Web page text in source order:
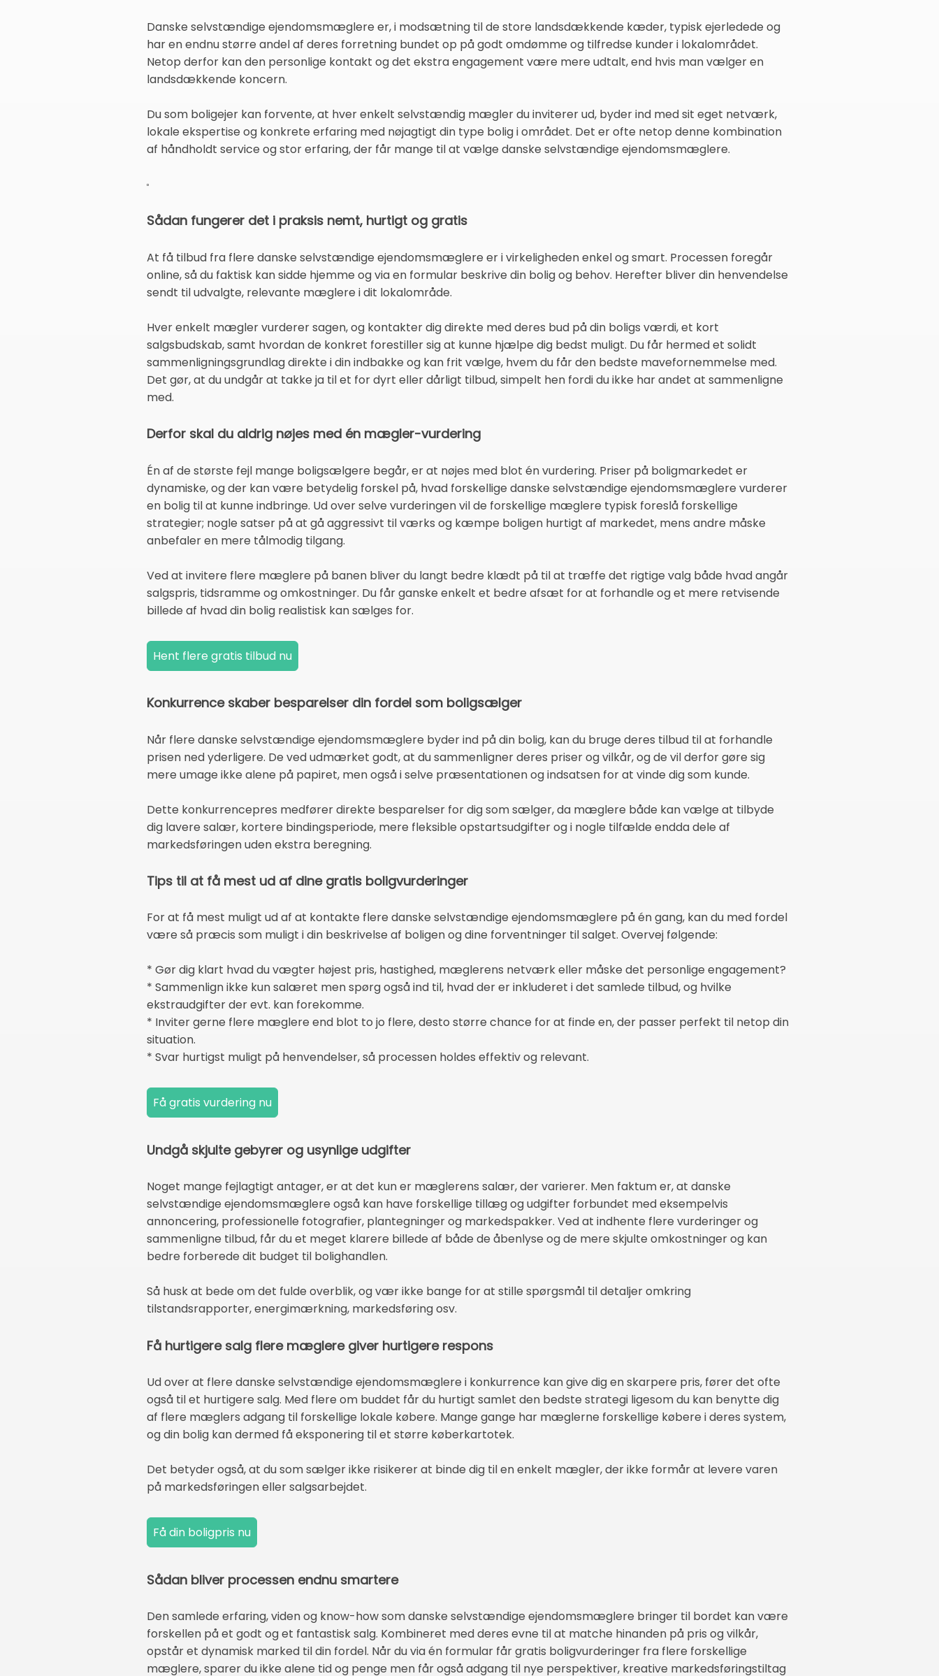
Danske selvstændige ejendomsmæglere er, i modsætning til de store landsdækkende kæder, typisk ejerledede og
har en endnu større andel af deres forretning bundet op på godt omdømme og tilfredse kunder i lokalområdet.
Netop derfor kan den personlige kontakt og det ekstra engagement være mere udtalt, end hvis man vælger en
landsdækkende koncern.
Du som boligejer kan forvente, at hver enkelt selvstændig mægler du inviterer ud, byder ind med sit eget netværk,
lokale ekspertise og konkrete erfaring med nøjagtigt din type bolig i området. Det er ofte netop denne kombination
af håndholdt service og stor erfaring, der får mange til at vælge danske selvstændige ejendomsmæglere.
Sådan fungerer det i praksis nemt, hurtigt og gratis
At få tilbud fra flere danske selvstændige ejendomsmæglere er i virkeligheden enkel og smart. Processen foregår
online, så du faktisk kan sidde hjemme og via en formular beskrive din bolig og behov. Herefter bliver din henvendelse
sendt til udvalgte, relevante mæglere i dit lokalområde.
Hver enkelt mægler vurderer sagen, og kontakter dig direkte med deres bud på din boligs værdi, et kort
salgsbudskab, samt hvordan de konkret forestiller sig at kunne hjælpe dig bedst muligt. Du får hermed et solidt
sammenligningsgrundlag direkte i din indbakke og kan frit vælge, hvem du får den bedste mavefornemmelse med.
Det gør, at du undgår at takke ja til et for dyrt eller dårligt tilbud, simpelt hen fordi du ikke har andet at sammenligne
med.
Derfor skal du aldrig nøjes med én mægler-vurdering
Én af de største fejl mange boligsælgere begår, er at nøjes med blot én vurdering. Priser på boligmarkedet er
dynamiske, og der kan være betydelig forskel på, hvad forskellige danske selvstændige ejendomsmæglere vurderer
en bolig til at kunne indbringe. Ud over selve vurderingen vil de forskellige mæglere typisk foreslå forskellige
strategier; nogle satser på at gå aggressivt til værks og kæmpe boligen hurtigt af markedet, mens andre måske
anbefaler en mere tålmodig tilgang.
Ved at invitere flere mæglere på banen bliver du langt bedre klædt på til at træffe det rigtige valg både hvad angår
salgspris, tidsramme og omkostninger. Du får ganske enkelt et bedre afsæt for at forhandle og et mere retvisende
billede af hvad din bolig realistisk kan sælges for.
Konkurrence skaber besparelser din fordel som boligsælger
Når flere danske selvstændige ejendomsmæglere byder ind på din bolig, kan du bruge deres tilbud til at forhandle
prisen ned yderligere. De ved udmærket godt, at du sammenligner deres priser og vilkår, og de vil derfor gøre sig
mere umage ikke alene på papiret, men også i selve præsentationen og indsatsen for at vinde dig som kunde.
Dette konkurrencepres medfører direkte besparelser for dig som sælger, da mæglere både kan vælge at tilbyde
dig lavere salær, kortere bindingsperiode, mere fleksible opstartsudgifter og i nogle tilfælde endda dele af
markedsføringen uden ekstra beregning.
Tips til at få mest ud af dine gratis boligvurderinger
For at få mest muligt ud af at kontakte flere danske selvstændige ejendomsmæglere på én gang, kan du med fordel
være så præcis som muligt i din beskrivelse af boligen og dine forventninger til salget. Overvej følgende:
* Gør dig klart hvad du vægter højest pris, hastighed, mæglerens netværk eller måske det personlige engagement?
* Sammenlign ikke kun salæret men spørg også ind til, hvad der er inkluderet i det samlede tilbud, og hvilke
ekstraudgifter der evt. kan forekomme.
* Inviter gerne flere mæglere end blot to jo flere, desto større chance for at finde en, der passer perfekt til netop din
situation.
* Svar hurtigst muligt på henvendelser, så processen holdes effektiv og relevant.
Undgå skjulte gebyrer og usynlige udgifter
Noget mange fejlagtigt antager, er at det kun er mæglerens salær, der varierer. Men faktum er, at danske
selvstændige ejendomsmæglere også kan have forskellige tillæg og udgifter forbundet med eksempelvis
annoncering, professionelle fotografier, plantegninger og markedspakker. Ved at indhente flere vurderinger og
sammenligne tilbud, får du et meget klarere billede af både de åbenlyse og de mere skjulte omkostninger og kan
bedre forberede dit budget til bolighandlen.
Så husk at bede om det fulde overblik, og vær ikke bange for at stille spørgsmål til detaljer omkring
tilstandsrapporter, energimærkning, markedsføring osv.
Få hurtigere salg flere mæglere giver hurtigere respons
Ud over at flere danske selvstændige ejendomsmæglere i konkurrence kan give dig en skarpere pris, fører det ofte
også til et hurtigere salg. Med flere om buddet får du hurtigt samlet den bedste strategi ligesom du kan benytte dig
af flere mæglers adgang til forskellige lokale købere. Mange gange har mæglerne forskellige købere i deres system,
og din bolig kan dermed få eksponering til et større køberkartotek.
Det betyder også, at du som sælger ikke risikerer at binde dig til en enkelt mægler, der ikke formår at levere varen
på markedsføringen eller salgsarbejdet.
Sådan bliver processen endnu smartere
Den samlede erfaring, viden og know-how som danske selvstændige ejendomsmæglere bringer til bordet kan være
forskellen på et godt og et fantastisk salg. Kombineret med deres evne til at matche hinanden på pris og vilkår,
opstår et dynamisk marked til din fordel. Når du via én formular får gratis boligvurderinger fra flere forskellige
mæglere, sparer du ikke alene tid og penge men får også adgang til nye perspektiver, kreative markedsføringstiltag